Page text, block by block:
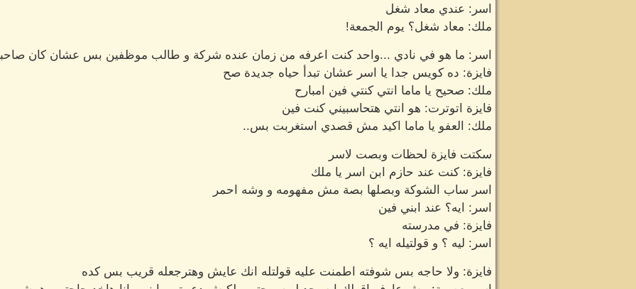
اسر: عندي معاد شغل
ملك: معاد شغل؟ يوم الجمعة!
اسر: ما هو في نادي ...واحد كنت اعرفه من زمان عنده شركة و طالب موظفين بس عشان كان
فايزة: ده كويس جدا يا اسر عشان تبدأ حياه جديدة صح
ملك: صحيح يا ماما انتي كنتي فين امبارح
فايزة اتوترت: هو انتي هتحاسبيني كنت فين
ملك: العفو يا ماما اكيد مش قصدي استغربت بس..
سكتت فايزة لحظات وبصت لاسر
فايزة: كنت عند حازم ابن اسر يا ملك
اسر ساب الشوكة وبصلها بصة مش مفهومه و وشه احمر
اسر: ايه؟ عند ابني فين
فايزة: في مدرسته
اسر: ليه ؟ و قولتيله ايه ؟
فايزة: ولا حاجه بس شوفته اطمنت عليه قولتله انك عايش وهترجعله قريب بس كده